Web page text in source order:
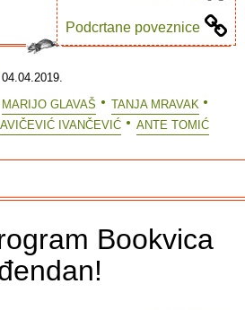
Podcrtane poveznice
04.04.2019.
MARIJO GLAVAŠ
TANJA MRAVAK
IVANČEVIĆ ANTE TOMIĆ
Bookvica